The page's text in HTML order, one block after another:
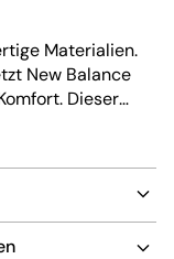
Materialien.
New Balance
Dieser
Salt“ und in
2010er OGs und
einen
Overlays
Dämpfung
N-Ergy